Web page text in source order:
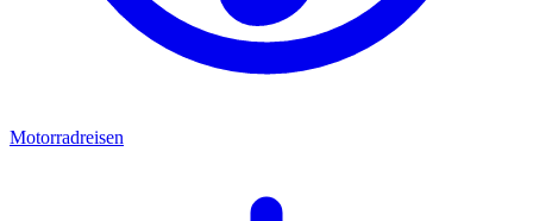
Motorradreisen